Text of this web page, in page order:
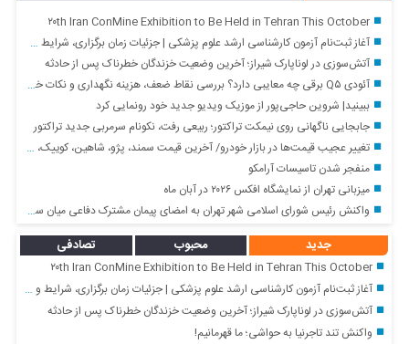
۲۰th Iran ConMine Exhibition to Be Held in Tehran This October
آغاز ثبت‌نام آزمون کارشناسی ارشد علوم پزشکی | جزئیات زمان برگزاری، شرایط و هزینه ثبت‌نام
آتش‌سوزی در لوناپارک شیراز؛ آخرین وضعیت خزندگان خطرناک پس از حادثه
آئودی Q۵ برقی چه معایبی دارد؟ بررسی نقاط ضعف، هزینه نگهداری و نکات خرید
ببینید| شروین حاجی‌پور از موزیک ویدیو جدید خود رونمایی کرد
جابجایی ناگهانی روی نیمکت تراکتور؛ ربیعی رفت، نکونام سرمربی جدید تراکتور
تغییر عجیب قیمت‌ها در بازار خودرو/ آخرین قیمت سمند، پژو، شاهین، کوییک، پراید و تارا + جدول
منفجر شدن تاسیسات آرامکو
میزبانی تهران از نمایشگاه افکس ۲۰۲۶ در آبان ماه
واکنش رئیس شورای اسلامی شهر تهران به امضای پیمان مشترک دفاعی میان سه کشور پاکستان، عربستان سعودی و ترکیه
جدید محبوب تصادفی
۲۰th Iran ConMine Exhibition to Be Held in Tehran This October
آغاز ثبت‌نام آزمون کارشناسی ارشد علوم پزشکی | جزئیات زمان برگزاری، شرایط و هزینه ثبت‌نام
آتش‌سوزی در لوناپارک شیراز؛ آخرین وضعیت خزندگان خطرناک پس از حادثه
واکنش تند تاجرنیا به حواشی؛ ما قهرمانیم!